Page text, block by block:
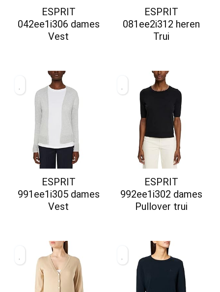
ESPRIT
042ee1i306 dames
Vest
ESPRIT
081ee2i312 heren
Trui
ESPRIT
991ee1i305 dames
Vest
ESPRIT
992ee1i302 dames
Pullover trui